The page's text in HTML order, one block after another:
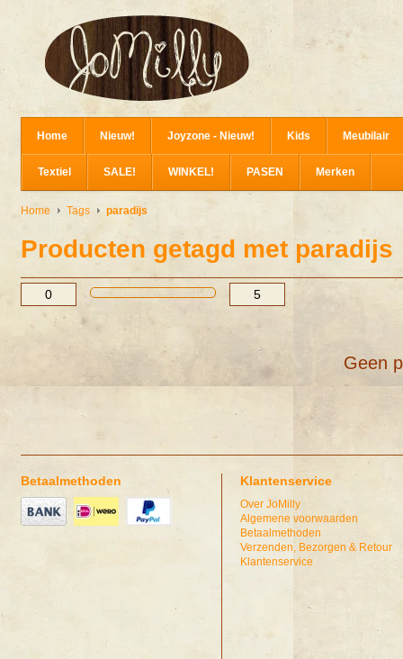
Home Nieuw! Joyzone - Nieuw! Kids Meubilair
Textiel SALE! WINKEL! PASEN Merken
Home Tags paradijs
Producten getagd met paradijs
Geen
Betaalmethoden Klantenservice
Over JoMilly
Algemene voorwaarden
Betaalmethoden
Verzenden, Bezorgen & Retour
Klantenservice